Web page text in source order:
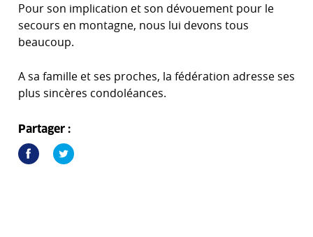
Pour son implication et son dévouement pour le
secours en montagne, nous lui devons tous
beaucoup.
A sa famille et ses proches, la fédération adresse ses
plus sincères condoléances.
Partager :